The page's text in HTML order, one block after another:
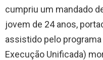
cumpriu um mandado
jovem de 24 anos,
assistido pelo
Execução Unificada)